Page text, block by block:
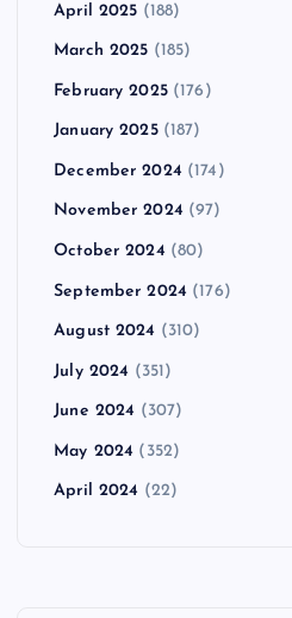
April 2025 (188)
March 2025 (185)
February 2025(176)
January 2025(187)
December 2024 (174)
November 2024 (97)
October 2024 (80)
September 2024 (176)
August 2024 (310)
July 2024 (351)
June 2024 (307)
May 2024 (352)
April 2024 (22)